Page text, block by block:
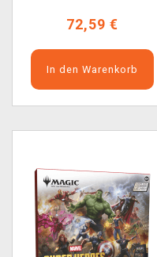
72,59 €
In den Warenkorb